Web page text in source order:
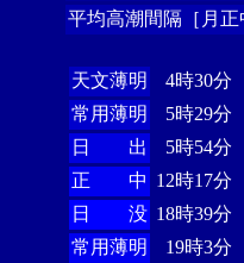
平均高潮間隔［月正
天文薄明
4時30分
常用薄明
5時29分
日 出
5時54分
正 中 12時17分
日 没 18時39分
常用薄明
19時3分